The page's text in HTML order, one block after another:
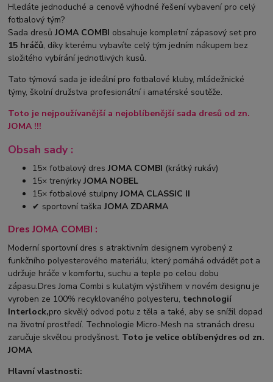
Hledáte jednoduché a cenově výhodné řešení vybavení pro celý
fotbalový tým?
Sada dresůJOMA COMBI obsahuje kompletní zápasový set pro
15 hráčů, díky kterému vybavíte celý tým jedním nákupem bez
složitého vybírání jednotlivých kusů.
Tato týmová sada je ideální pro fotbalové kluby, mládežnické
týmy, školní družstva profesionální i amatérské soutěže.
Toto je nejpoužívanější a nejoblíbenější sada dresů od zn.
JOMA !!!
Obsah sady :
15× fotbalový dresJOMA COMBI (krátký rukáv)
15× trenýrkyJOMA NOBEL
15× fotbalové stulpnyJOMA CLASSIC II
✔ sportovní taškaJOMA ZDARMA
Dres JOMA COMBI :
Moderní sportovní dres s atraktivním designem vyrobený z
funkčního polyesterového materiálu, který pomáhá odvádět pot a
udržuje hráče v komfortu, suchu a teple po celou dobu
zápasu.Dres Joma Combi s kulatým výstřihem v novém designu je
vyroben ze 100% recyklovaného polyesteru, technologií
Interlock,pro skvělý odvod potu z těla a také, aby se snížil dopad
na životní prostředí. Technologie Micro-Mesh na stranách dresu
zaručuje skvělou prodyšnost. Toto je velice oblíbenýdres od zn.
JOMA
Hlavní vlastnosti: